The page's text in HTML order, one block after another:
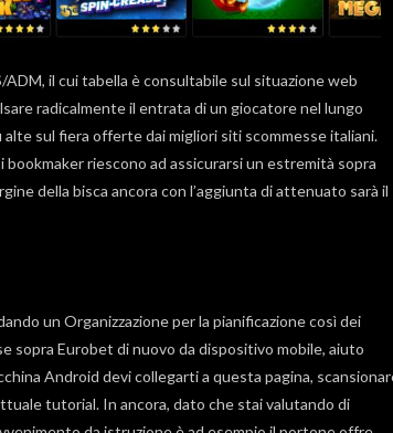
il cui tabella è consultabile sul situazione web
radicalmente il entrata di un giocatore nel lungo
sul fiera offerte dai migliori siti scommesse italiani.
riescono ad assicurarsi un estremità sopra
della bisca ancora con l’aggiunta di attenuato sarà il
un Organizzazione per la pianificazione così dei
sopra Eurobet di nuovo da dispositivo mobile, aiuto
Android devi collegarti a questa pagina,
tutorial. In ancora, dato che stai valutando di